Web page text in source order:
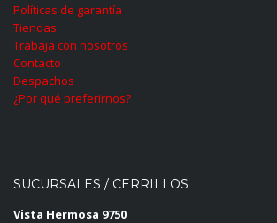
Políticas de garantía
Tiendas
Trabaja con nosotros
Contacto
Despachos
¿Por qué preferirnos?
SUCURSALES / CERRILLOS
Vista Hermosa 9750